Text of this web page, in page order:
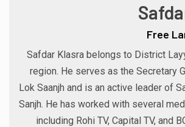
Free
Safdar Klasra belongs to District
region. He serves as the Secretary
Lok Saanjh and is an active leader of
Sanjh. He has worked with several
including Rohi TV, Capital TV, and